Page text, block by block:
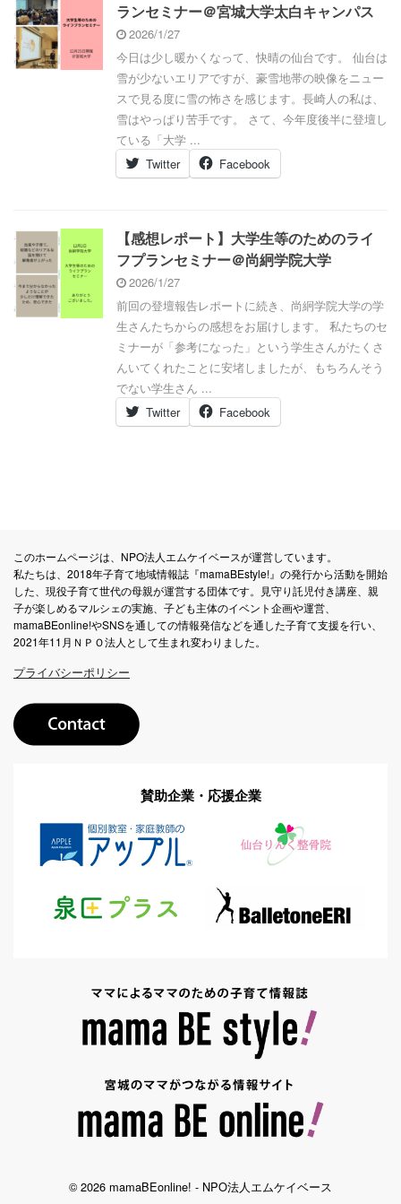
ランセミナー＠宮城大学太白キャンパス
2026/1/27
今日は少し暖かくなって、快晴の仙台です。 仙台は
雪が少ないエリアですが、豪雪地帯の映像をニュー
スで見る度に雪の怖さを感じます。長崎人の私は、
雪はやっぱり苦手です。 さて、今年度後半に登壇し
ている「大学 ...
Twitter
Facebook
【感想レポート】大学生等のためのライ
フプランセミナー＠尚絅学院大学
2026/1/27
前回の登壇報告レポートに続き、尚絅学院大学の学
生さんたちからの感想をお届けします。 私たちのセ
ミナーが「参考になった」という学生さんがたくさ
んいてくれたことに安堵しましたが、もちろんそう
でない学生さん ...
Twitter
Facebook
このホームページは、NPO法人エムケイベースが運営しています。
私たちは、2018年子育て地域情報誌『mamaBEstyle!』の発行から活動を開始
した、現役子育て世代の母親が運営する団体です。見守り託児付き講座、親
子が楽しめるマルシェの実施、子ども主体のイベント企画や運営、
mamaBEonline!やSNSを通しての情報発信などを通した子育て支援を行い、
2021年11月ＮＰＯ法人として生まれ変わりました。
プライバシーポリシー
賛助企業・応援企業
© 2026 mamaBEonline! - NPO法人エムケイベース